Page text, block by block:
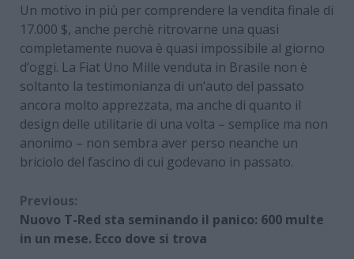
Un motivo in più per comprendere la vendita finale di
17.000 $, anche perchè ritrovarne una quasi
completamente nuova è quasi impossibile al giorno
d’oggi. La Fiat Uno Mille venduta in Brasile non è
soltanto la testimonianza di un’auto del passato
ancora molto apprezzata, ma anche di quanto il
design delle utilitarie di una volta – semplice ma non
anonimo – non sembra aver perso neanche un
briciolo del fascino di cui godevano in passato.
Continue
Reading
Previous:
Nuovo T-Red sta seminando il panico: 600 multe
in un mese. Ecco dove si trova